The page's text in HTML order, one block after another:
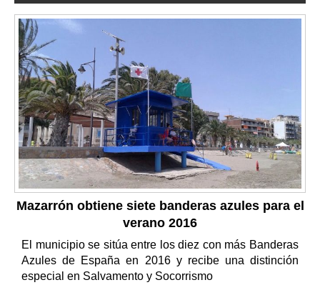
Mazarrón obtiene siete banderas azules para el
verano 2016
El municipio se sitúa entre los diez con más Banderas
Azules de España en 2016 y recibe una distinción
especial en Salvamento y Socorrismo